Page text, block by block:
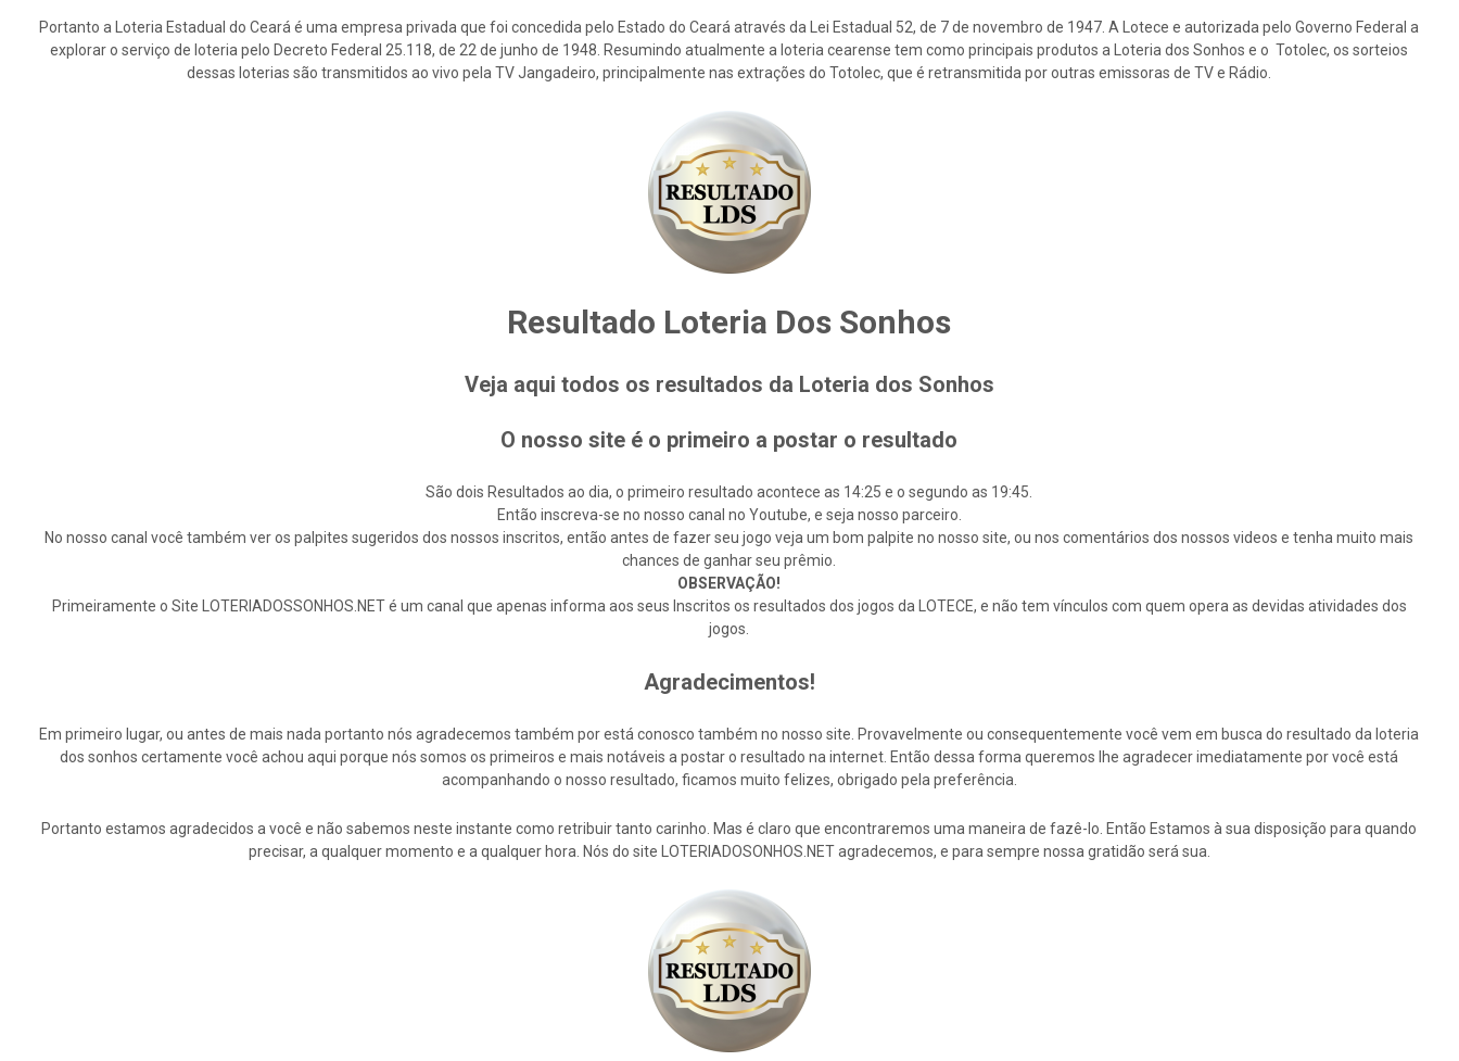
Portanto a Loteria Estadual do Ceará é uma empresa privada que foi concedida pelo Estado do Ceará através da Lei Estadual 52, de 7 de novembro de 1947. A Lotece e autorizada pelo Governo Federal a
explorar o serviço de loteria pelo Decreto Federal 25.118, de 22 de junho de 1948. Resumindo atualmente a loteria cearense tem como principais produtos a Loteria dos Sonhos e o Totolec, os sorteios
dessas loterias são transmitidos ao vivo pela TV Jangadeiro, principalmente nas extrações do Totolec, que é retransmitida por outras emissoras de TV e Rádio.
Resultado Loteria Dos Sonhos
Veja aqui todos os resultados da Loteria dos Sonhos
O nosso site é o primeiro a postar o resultado
São dois Resultados ao dia, o primeiro resultado acontece as 14:25 e o segundo as 19:45.
Então inscreva-se no nosso canal no Youtube, e seja nosso parceiro.
No nosso canal você também ver os palpites sugeridos dos nossos inscritos, então antes de fazer seu jogo veja um bom palpite no nosso site, ou nos comentários dos nossos videos e tenha muito mais
chances de ganhar seu prêmio.
OBSERVAÇÃO!
Primeiramente o Site LOTERIADOSSONHOS.NET é um canal que apenas informa aos seus Inscritos os resultados dos jogos da LOTECE, e não tem vínculos com quem opera as devidas atividades dos
jogos.
Agradecimentos!
Em primeiro lugar, ou antes de mais nada portanto nós agradecemos também por está conosco também no nosso site. Provavelmente ou consequentemente você vem em busca do resultado da loteria
dos sonhos certamente você achou aqui porque nós somos os primeiros e mais notáveis a postar o resultado na internet. Então dessa forma queremos lhe agradecer imediatamente por você está
acompanhando o nosso resultado, ficamos muito felizes, obrigado pela preferência.
Portanto estamos agradecidos a você e não sabemos neste instante como retribuir tanto carinho. Mas é claro que encontraremos uma maneira de fazê-lo. Então Estamos à sua disposição para quando
precisar, a qualquer momento e a qualquer hora. Nós do site LOTERIADOSONHOS.NET agradecemos, e para sempre nossa gratidão será sua.